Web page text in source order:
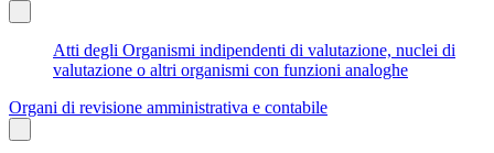
Atti degli Organismi indipendenti di valutazione, nuclei di
valutazione o altri organismi con funzioni analoghe
Organi di revisione amministrativa e contabile